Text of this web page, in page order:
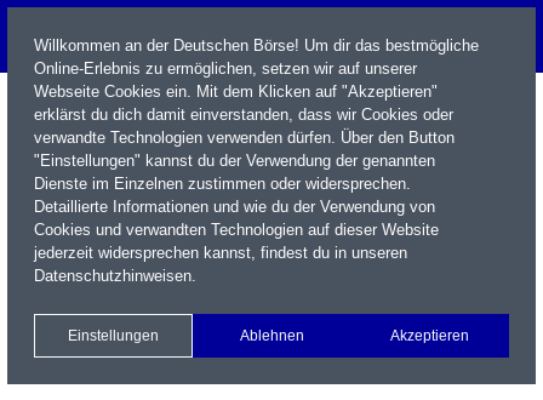
Name / WKN / ISIN / Kürzel
Xetra Realtime
Watchlist Portfolio Login
Willkommen an der Deutschen Börse! Um dir das bestmögliche
Online-Erlebnis zu ermöglichen, setzen wir auf unserer
Webseite Cookies ein. Mit dem Klicken auf "Akzeptieren"
erklärst du dich damit einverstanden, dass wir Cookies oder
verwandte Technologien verwenden dürfen. Über den Button
"Einstellungen" kannst du der Verwendung der genannten
Dienste im Einzelnen zustimmen oder widersprechen.
Detaillierte Informationen und wie du der Verwendung von
Cookies und verwandten Technologien auf dieser Website
jederzeit widersprechen kannst, findest du in unseren
Datenschutzhinweisen.
Einstellungen Ablehnen Akzeptieren